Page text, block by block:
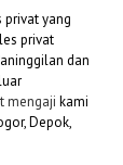
privat yang
privat
dan
mengaji kami
Depok,